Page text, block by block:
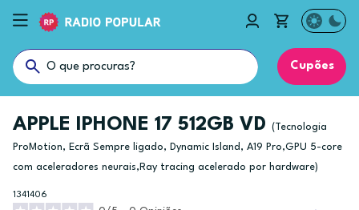
Cupões
APPLE IPHONE 17 512GB VD
(Tecnologia
ProMotion, Ecrã Sempre ligado, Dynamic Island, A19 Pro,GPU 5-core
com aceleradores neurais,Ray tracing acelerado por hardware)
1341406